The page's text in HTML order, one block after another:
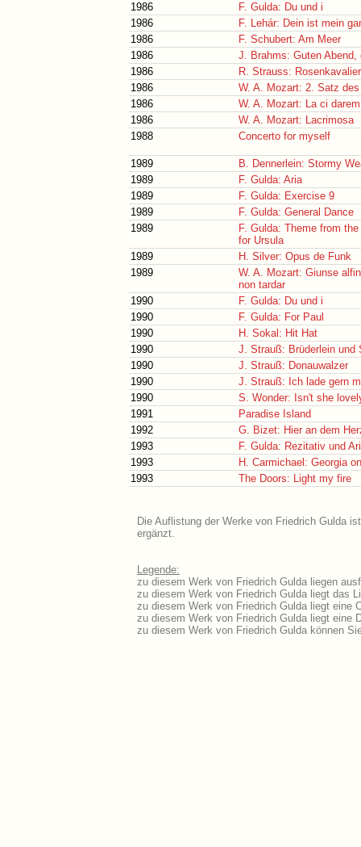
1986
F. Gulda: Du und i
1986
F. Lehár: Dein ist mein
1986
F. Schubert: Am Meer
1986
J. Brahms: Guten Abend,
1986
R. Strauss:
1986
W. A. Mozart: 2. Satz
1986
W. A. Mozart: La ci
1986
W. A. Mozart: Lacrimosa
1988
Concerto for myself
1989
B. Dennerlein: Stormy
1989
F. Gulda: Aria
1989
F. Gulda: Exercise 9
1989
F. Gulda: General Dance
1989
F. Gulda: Theme from
for Ursula
1989
H. Silver: Opus de Funk
1989
W. A. Mozart: Giunse
non tardar
1990
F. Gulda: Du und i
1990
F. Gulda: For Paul
1990
H. Sokal: Hit Hat
1990
J. Strauß: Brüderlein und
1990
J. Strauß: Donauwalzer
1990
J. Strauß: Ich lade gern
1990
S. Wonder: Isn't she
1991
Paradise Island
1992
G. Bizet: Hier an dem
1993
F. Gulda: Rezitativ und
1993
H. Carmichael: Georgia
1993
The Doors: Light my fire
Die Auflistung der Werke von Friedrich Gulda
ergänzt.
Legende:
zu diesem Werk von Friedrich Gulda liegen
zu diesem Werk von Friedrich Gulda liegt das
zu diesem Werk von Friedrich Gulda liegt eine
zu diesem Werk von Friedrich Gulda liegt eine
zu diesem Werk von Friedrich Gulda können